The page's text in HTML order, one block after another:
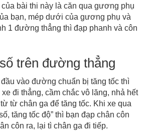
bài thi này là căn qua gương phụ
bạn, mép dưới của gương phụ và
1 đường thẳng thì đạp phanh và côn
trên đường thẳng
vào đường chuẩn bị tăng tốc thì
đi thẳng, cầm chắc vô lăng, nhả hết
từ chân ga để tăng tốc. Khi xe qua
tăng tốc độ” thì bạn đạp chân côn
côn ra, lại tì chân ga đi tiếp.